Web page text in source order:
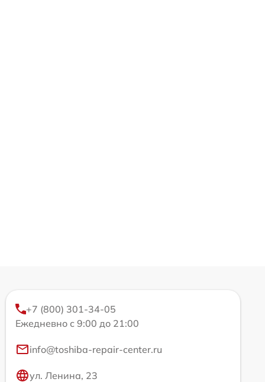
+7 (800) 301-34-05
Ежедневно с 9:00 до 21:00
info@toshiba-repair-center.ru
ул. Ленина, 23